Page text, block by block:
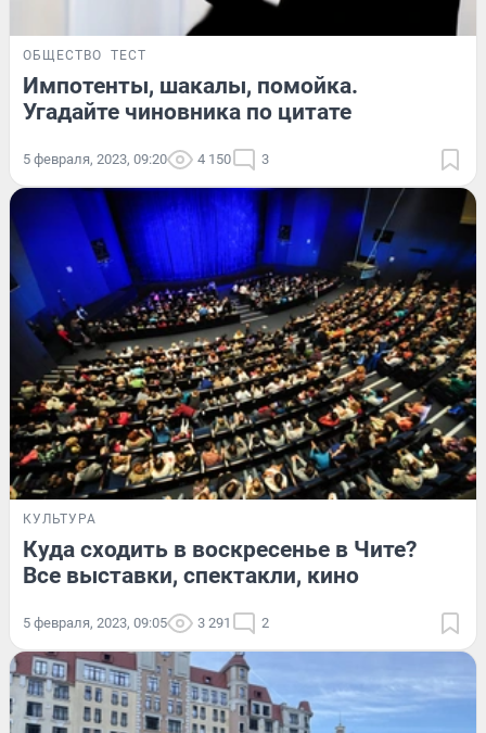
ОБЩЕСТВО ТЕСТ
Импотенты, шакалы, помойка.
Угадайте чиновника по цитате
5 февраля, 2023, 09:20 4 150 3
КУЛЬТУРА
Куда сходить в воскресенье в Чите?
Все выставки, спектакли, кино
5 февраля, 2023, 09:05 3 291 2